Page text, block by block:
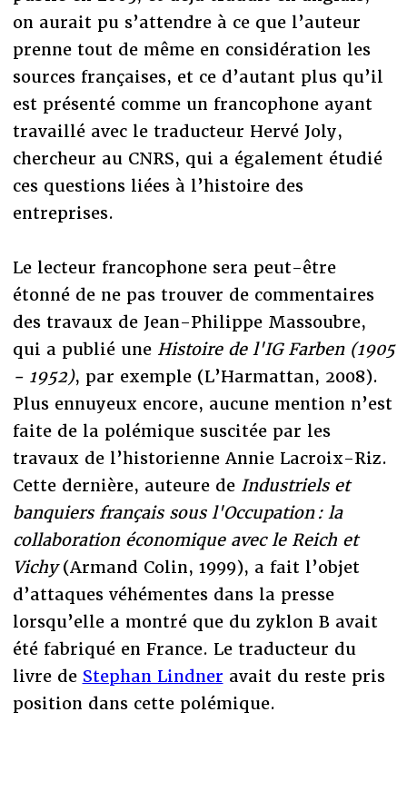
on aurait pu s’attendre à ce que l’auteur
prenne tout de même en considération les
sources françaises, et ce d’autant plus qu’il
est présenté comme un francophone ayant
travaillé avec le traducteur Hervé Joly,
chercheur au CNRS, qui a également étudié
ces questions liées à l’histoire des
entreprises.
Le lecteur francophone sera peut-être
étonné de ne pas trouver de commentaires
des travaux de Jean-Philippe Massoubre,
qui a publié une Histoire de l'IG Farben (1905
- 1952), par exemple (L’Harmattan, 2008).
Plus ennuyeux encore, aucune mention n’est
faite de la polémique suscitée par les
travaux de l’historienne Annie Lacroix-Riz.
Cette dernière, auteure deIndustriels et
banquiers français sous l'Occupation : la
collaboration économique avec le Reich et
Vichy(Armand Colin, 1999), a fait l’objet
d’attaques véhémentes dans la presse
lorsqu’elle a montré que du zyklon B avait
été fabriqué en France. Le traducteur du
livre de Stephan Lindner avait du reste pris
position dans cette polémique.